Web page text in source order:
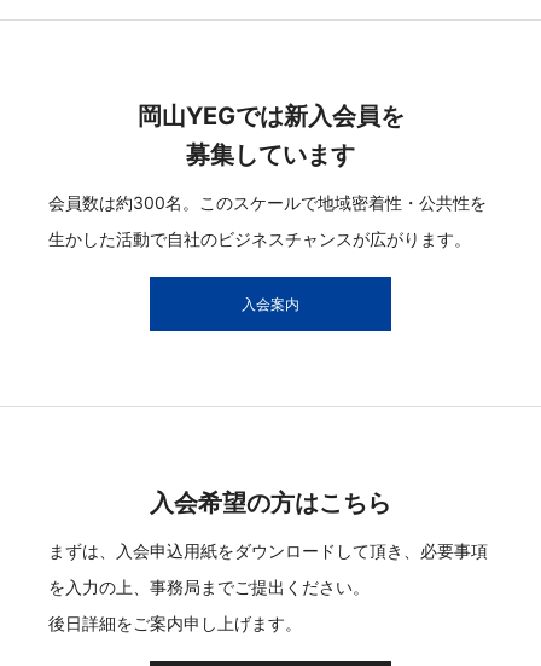
岡山YEGでは新入会員を
募集しています
会員数は約300名。このスケールで地域密着性・公共性を
生かした活動で自社のビジネスチャンスが広がります。
入会案内
入会希望の方はこちら
まずは、入会申込用紙をダウンロードして頂き、必要事項
を入力の上、事務局までご提出ください。
後日詳細をご案内申し上げます。